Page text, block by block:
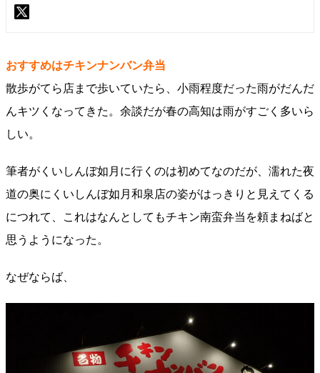
おすすめはチキンナンバン弁当
散歩がてら店まで歩いていたら、小雨程度だった雨がだんだ
んキツくなってきた。余談だが春の高知は雨がすごく多いら
しい。
筆者がくいしんぼ如月に行くのは初めてなのだが、濡れた夜
道の奥にくいしんぼ如月和泉店の姿がはっきりと見えてくる
につれて、これはなんとしてもチキン南蛮弁当を頼まねばと
思うようになった。
なぜならば、